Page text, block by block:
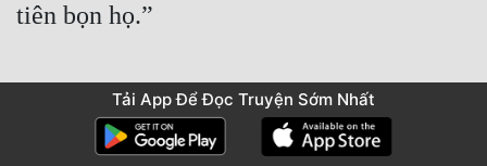
tiên bọn họ.”
Một ngôi trường danh giá trăm năm,
ngành học trọng điểm phát triển của quốc
Tải App Để Đọc Truyện Sớm Nhất